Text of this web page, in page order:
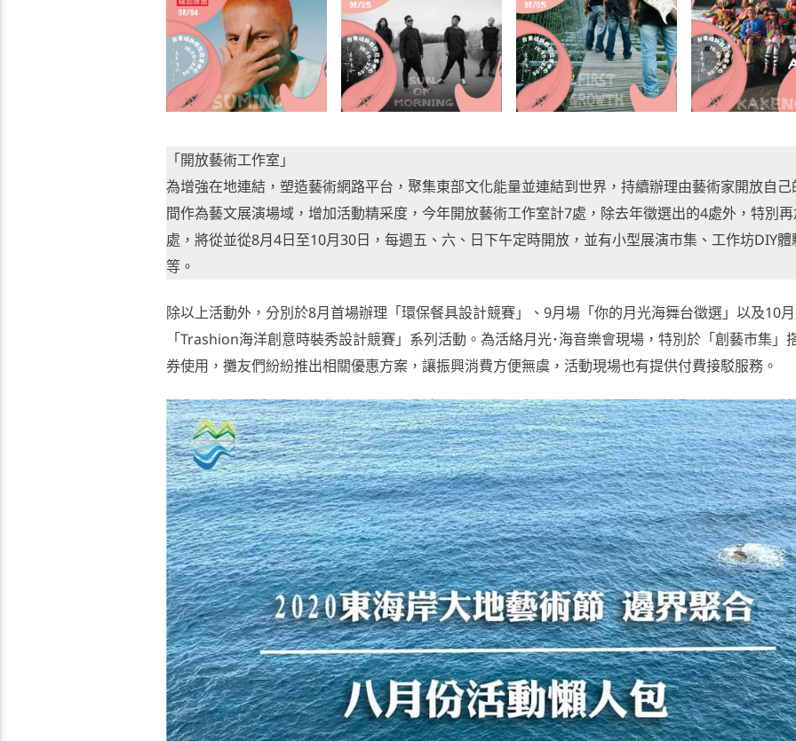
「開放藝術工作室」
為增強在地連結，塑造藝術網路平台，聚集東部文化能量並連結到世界，持續辦理由藝術家開放自己
間作為藝文展演場域，增加活動精采度，今年開放藝術工作室計7處，除去年徵選出的4處外，特別
處，將從並從8月4日至10月30日，每週五、六、日下午定時開放，並有小型展演市集、工作坊DIY體
等。
除以上活動外，分別於8月首場辦理「環保餐具設計競賽」、9月場「你的月光海舞台徵選」以及10
「Trashion海洋創意時裝秀設計競賽」系列活動。為活絡月光･海音樂會現場，特別於「創藝市集」
券使用，攤友們紛紛推出相關優惠方案，讓振興消費方便無虞，活動現場也有提供付費接駁服務。